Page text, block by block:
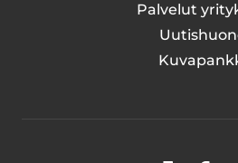
Palvelut